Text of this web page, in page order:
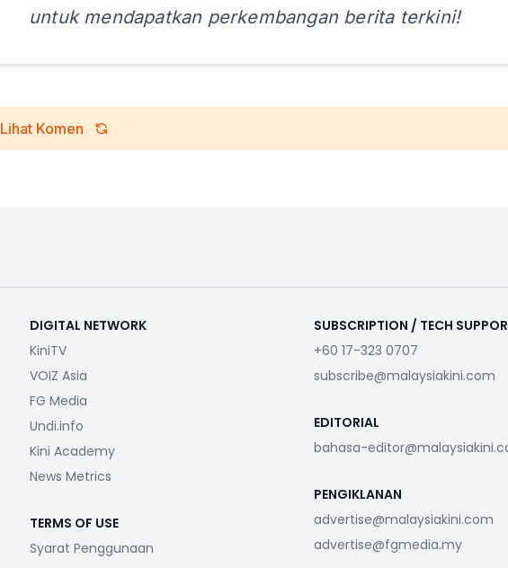
untuk mendapatkan perkembangan berita terkini!
Lihat Komen
DIGITAL NETWORK
KiniTV
VOIZ Asia
FG Media
Undi.info
Kini Academy
News Metrics
TERMS OF USE
Syarat Penggunaan
SUBSCRIPTION / TECH
+60 17-323 0707
subscribe@malaysiakini.com
EDITORIAL
bahasa-
PENGIKLANAN
advertise@malaysiakini.com
advertise@fgmedia.my